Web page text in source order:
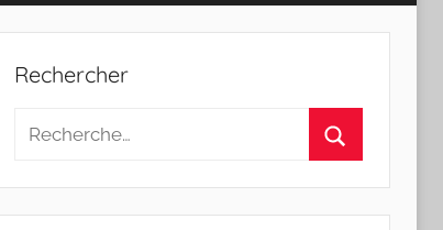
Rechercher
Recherche
: